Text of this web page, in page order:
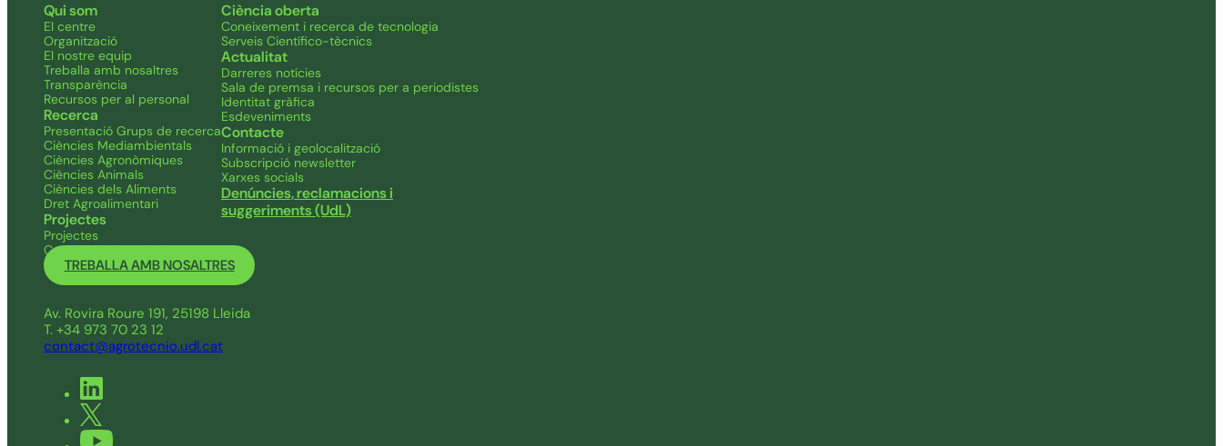
Qui som
El centre
Organització
El nostre equip
Treballa amb nosaltres
Transparència
Recursos per al personal
Recerca
Presentació Grups de recerca
Ciències Mediambientals
Ciències Agronòmiques
Ciències Animals
Ciències dels Aliments
Dret Agroalimentari
Projectes
Projectes
Convocatòries pròpies
Ciència oberta
Coneixement i recerca de tecnologia
Serveis Científico-tècnics
Actualitat
Darreres notícies
Sala de premsa i recursos per a periodistes
Identitat gràfica
Esdeveniments
Contacte
Informació i geolocalització
Subscripció newsletter
Xarxes socials
Denúncies, reclamacions i
suggeriments (UdL)
TREBALLA AMB NOSALTRES
Av. Rovira Roure 191, 25198 Lleida
T. +34 973 70 23 12
contact@agrotecnio.udl.cat